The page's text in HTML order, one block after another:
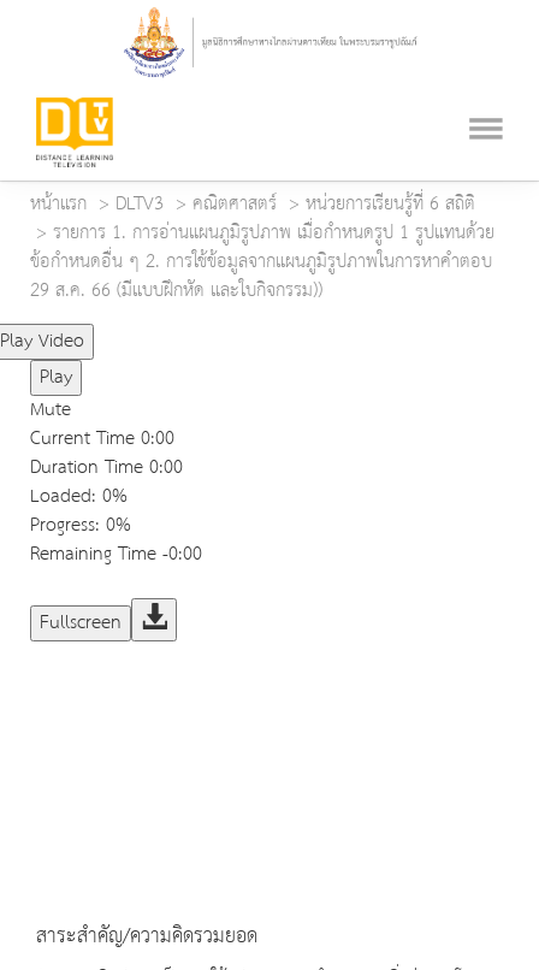
หน้าแรก DLTV3 คณิตศาสตร์
หน่วยการเรียนรู้ที่ 6 สถิติ
รายการ 1. การอ่านแผนภูมิรูปภาพ เมื่อกำหนดรูป 1 รูปแทนด้วย
ข้อกำหนดอื่น ๆ 2. การใช้ข้อมูลจากแผนภูมิรูปภาพในการหาคำตอบ
29 ส.ค. 66 (มีแบบฝึกหัด และใบกิจกรรม))
Play Video
Play
Mute
Current Time0:00
Duration Time0:00
Loaded: 0%
Progress: 0%
Remaining Time-0:00
Fullscreen
สาระสำคัญ/ความคิดรวมยอด